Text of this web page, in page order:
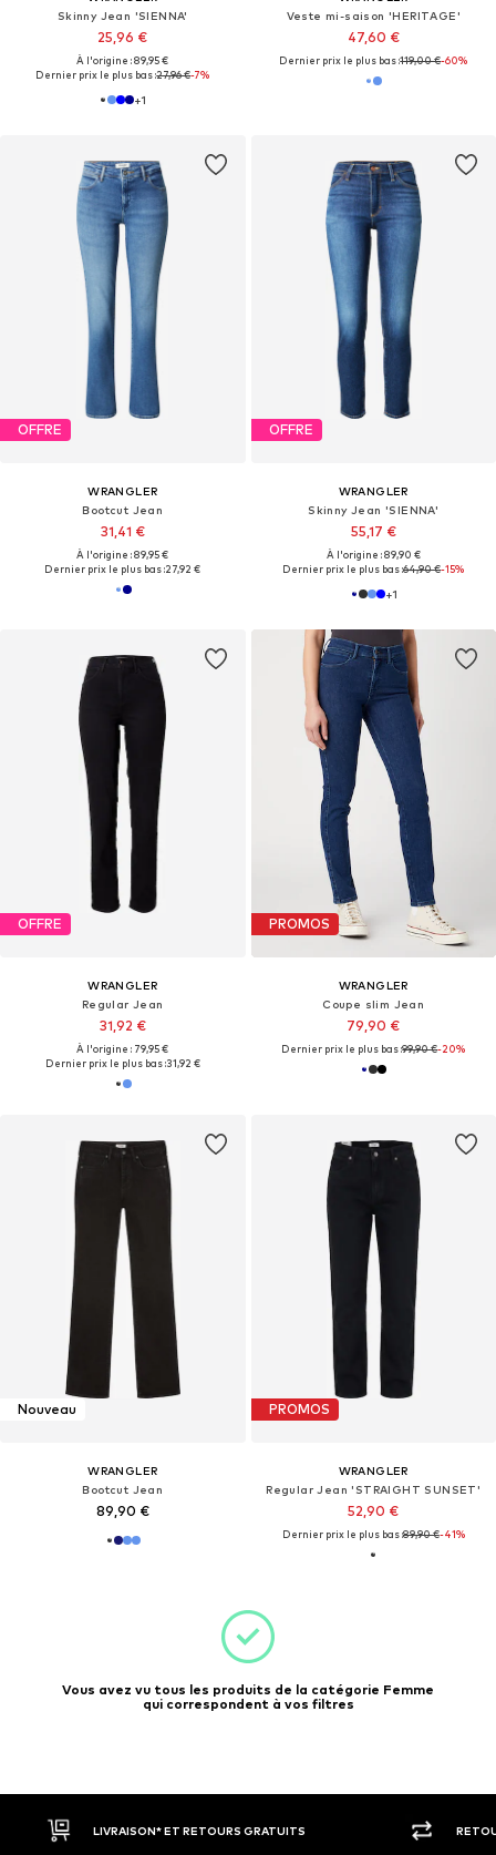
Skinny Jean 'SIENNA'
25,96 €
À l'origine : 89,95 €
Dernier prix le plus bas :27,96 €-7%
+1
Veste mi-saison 'HERITAGE'
47,60 €
Dernier prix le plus bas :119,00 €-60%
OFFRE
WRANGLER
Bootcut Jean
31,41 €
À l'origine : 89,95 €
Dernier prix le plus bas :27,92 €
OFFRE
WRANGLER
Skinny Jean 'SIENNA'
55,17 €
À l'origine : 89,90 €
Dernier prix le plus bas :64,90 €-15%
+1
OFFRE
WRANGLER
Regular Jean
31,92 €
À l'origine : 79,95 €
Dernier prix le plus bas :31,92 €
PROMOS
WRANGLER
Coupe slim Jean
79,90 €
Dernier prix le plus bas :99,90 €-20%
Nouveau
WRANGLER
Bootcut Jean
89,90 €
PROMOS
WRANGLER
Regular Jean 'STRAIGHT SUNSET'
52,90 €
Dernier prix le plus bas :89,90 €-41%
Vous avez vu tous les produits de la catégorie Femme
qui correspondent à vos filtres
RETOUR SOUS 30 JOURS LARGE